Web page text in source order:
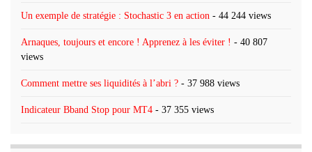
Un exemple de stratégie : Stochastic 3 en action - 44 244 views
Arnaques, toujours et encore ! Apprenez à les éviter ! - 40 807
views
Comment mettre ses liquidités à l’abri ? - 37 988 views
Indicateur Bband Stop pour MT4 - 37 355 views